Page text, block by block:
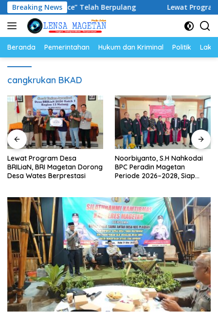
Langsung
ke
konten
Breaking News
No Justice” Telah Berpulang Lewat Program Desa
Beranda Pemerintahan Hukum dan Kriminal Politik
cangkrukan BKAD
Lewat Program Desa
BRILiaN, BRI Magetan Dorong
Desa Wates Berprestasi
Noorbiyanto, S.H Nahkodai
BPC Peradin Magetan
Periode 2026–2028, Siap